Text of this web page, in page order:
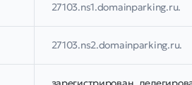
27103.ns1.domainparking.ru.
27103.ns2.domainparking.ru.